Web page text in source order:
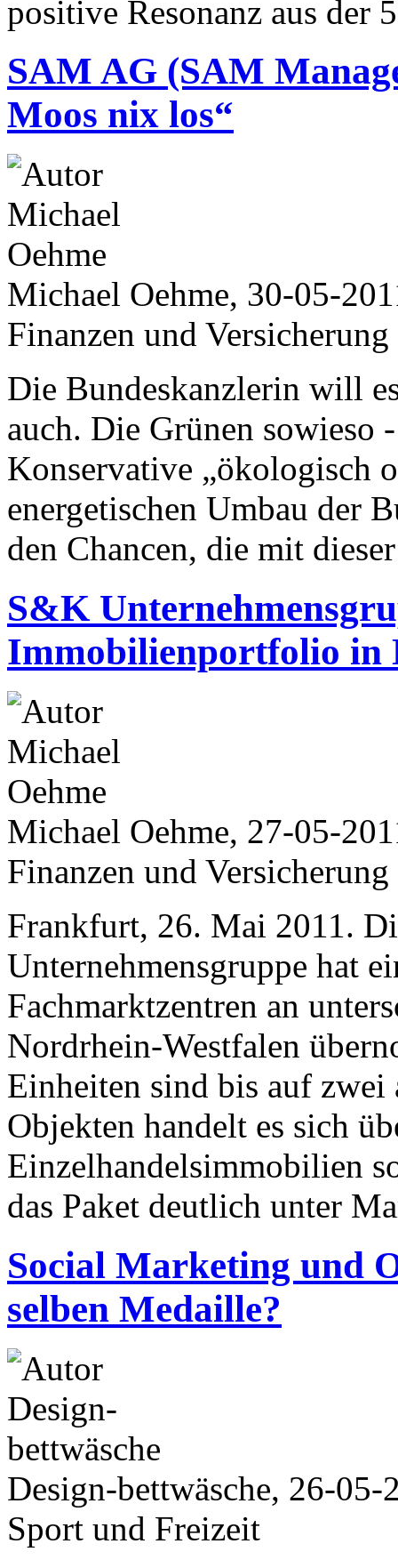
positive Resonanz aus der
SAM AG (SAM
Moos nix los“
Michael Oehme, 30-05-
Finanzen und Versicherung
Die Bundeskanzlerin will
auch. Die Grünen sowieso
Konservative „ökologisch
energetischen Umbau der
den Chancen, die mit
S&K
Immobilienportfolio in
Michael Oehme, 27-05-
Finanzen und Versicherung
Frankfurt, 26. Mai 2011.
Unternehmensgruppe hat
Fachmarktzentren an
Nordrhein-Westfalen
Einheiten sind bis auf
Objekten handelt es sich
Einzelhandelsimmobilien
das Paket deutlich unter
Social Marketing und
selben Medaille?
Design-bettwäsche, 26-05-
Sport und Freizeit